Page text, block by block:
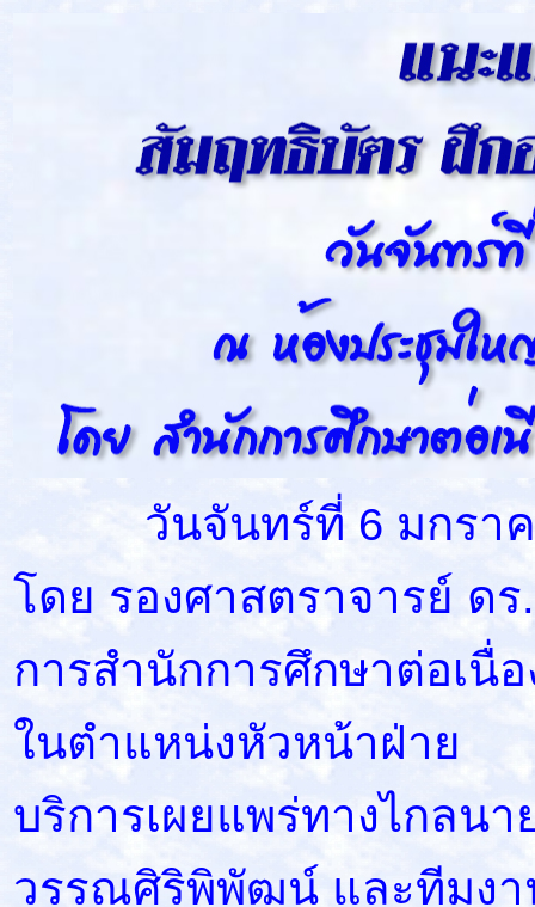
วันจันทร์ที่ 6 มกราคม
โดย รองศาสตราจารย์
การสำนักการศึกษาต่อเนื่
ในตำแหน่งหัวหน้าฝ่าย
บริการเผยแพร่ทางไกล
วรรณศิริพิพัฒน์ และทีมงา